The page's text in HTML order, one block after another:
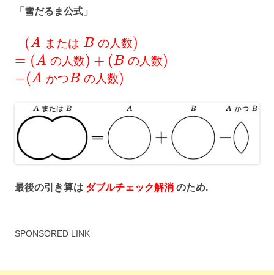
「雪だるま公式」
(A ま たは B の人数)
= (A の人数) + (B の人数)
−(A かつB の人数)
最後の引き算は ダブルチェック解消 のため.
SPONSORED LINK